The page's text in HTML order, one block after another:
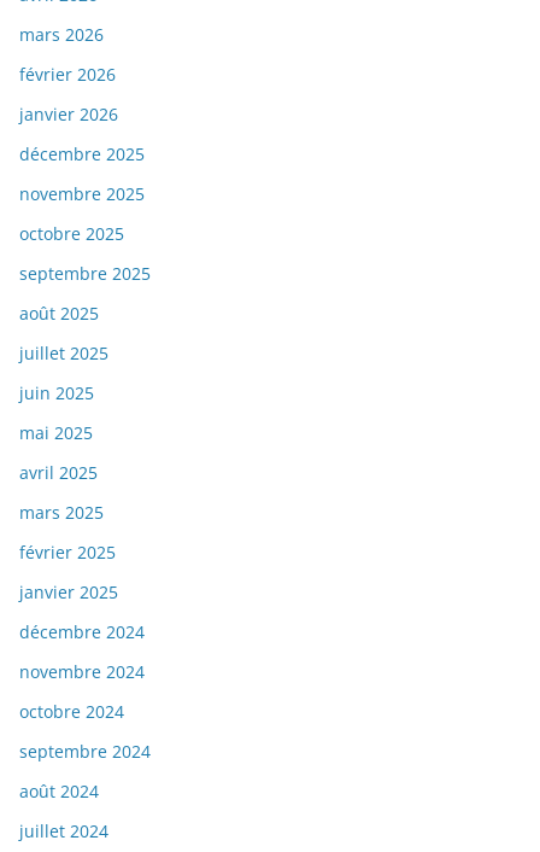
mars 2026
février 2026
janvier 2026
décembre 2025
novembre 2025
octobre 2025
septembre 2025
août 2025
juillet 2025
juin 2025
mai 2025
avril 2025
mars 2025
février 2025
janvier 2025
décembre 2024
novembre 2024
octobre 2024
septembre 2024
août 2024
juillet 2024